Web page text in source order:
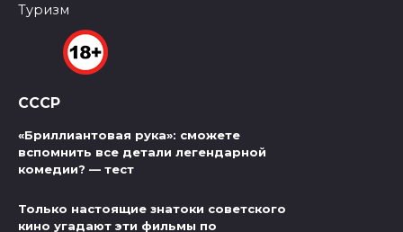
Туризм
СССР
«Бриллиантовая рука»: сможете
вспомнить все детали легендарной
комедии? — тест
Только настоящие знатоки советского
кино угадают эти фильмы по